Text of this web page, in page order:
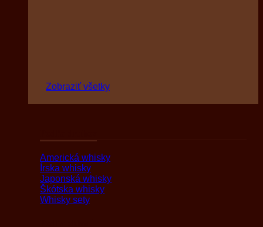
Zobraziť všetky
Americká whisky
Írska whisky
Japonská whisky
Škótska whisky
Whisky sety